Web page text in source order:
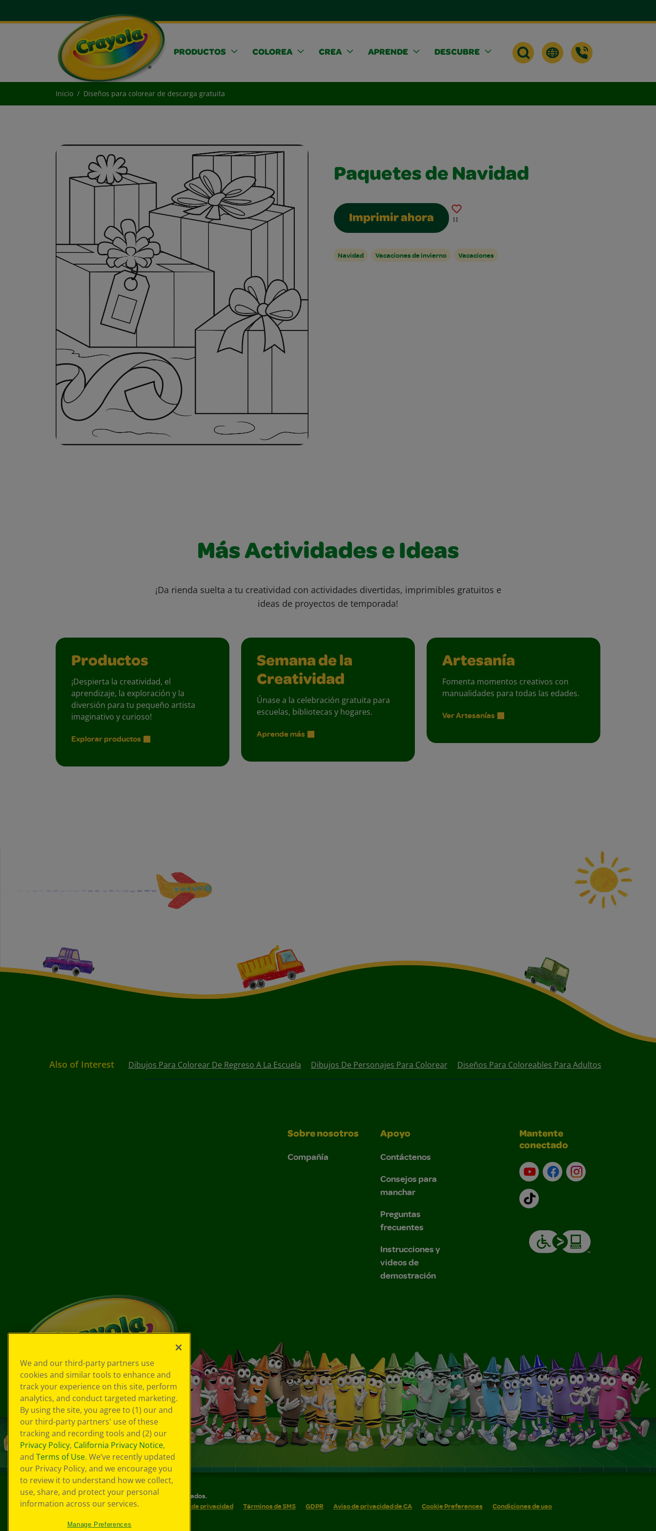
PRODUCTOS COLOREA CREA APRENDE DESCUBRE
Inicio Diseños para colorear de descarga gratuita
Paquetes de Navidad
Imprimir ahora 11
Navidad Vacaciones de invierno Vacaciones
Más Actividades e Ideas
¡Da rienda suelta a tu creatividad con actividades divertidas, imprimibles gratuitos e
ideas de proyectos de temporada!
Productos
¡Despierta la creatividad, el
aprendizaje, la exploración y la
diversión para tu pequeño artista
imaginativo y curioso!
Explorar productos
Semana de la
Creatividad
Únase a la celebración gratuita para
escuelas, bibliotecas y hogares.
Aprende más
Artesanía
Fomenta momentos creativos con
manualidades para todas las edades.
Ver Artesanías
Also of Interest Dibujos Para Colorear De Regreso A La Escuela Dibujos De Personajes Para Colorear Diseños Para Coloreables Para Adultos
Sobre nosotros
Compañía
Apoyo
Contáctenos
Consejos para
manchar
Preguntas
frecuentes
Instrucciones y
videos de
demostración
Mantente
conectado
YouTube (en inglés)
Facebook (en inglés)
Instagram (en
TikTok
© 2026 Crayola® Todos los derechos reservados.
Sus opciones de privacidad
Política de privacidad Términos de SMS GDPR Aviso de privacidad de CA Cookie Preferences
Condiciones de uso
We and our third-party partners use
cookies and similar tools to enhance and
track your experience on this site, perform
analytics, and conduct targeted marketing.
By using the site, you agree to (1) our and
our third-party partners' use of these
tracking and recording tools and (2) our
Privacy Policy, California Privacy Notice,
and Terms of Use. We’ve recently updated
our Privacy Policy, and we encourage you
to review it to understand how we collect,
use, share, and protect your personal
information across our services.
Manage Preferences